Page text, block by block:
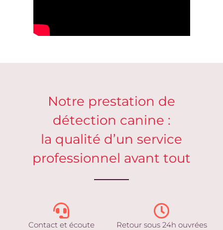
Notre prestation de
détection canine :
la qualité d’un service
professionnel avant tout
Contact et écoute
Retour sous 24h ouvrées